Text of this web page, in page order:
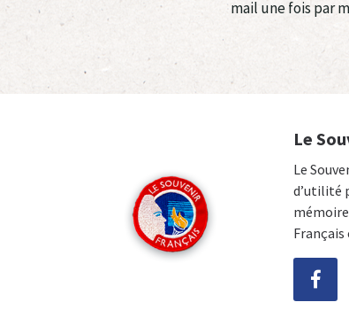
mail une fois par
Le
Le
d’utilité
Français